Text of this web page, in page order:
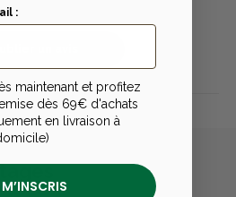
:
maintenant et profitez
dès 69€ d'achats
en livraison à
M’INSCRIS